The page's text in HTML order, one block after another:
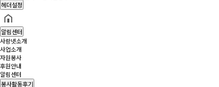
헤더설정
알림센터
사랑넷소개
사업소개
자원봉사
후원안내
알림센터
봉사활동후기